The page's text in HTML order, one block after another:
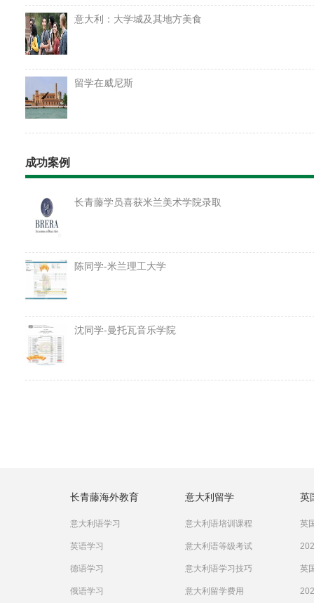
意大利：大学城及其地方美食
留学在威尼斯
成功案例
长青藤学员喜获米兰美术学院录取
陈同学-米兰理工大学
沈同学-曼托瓦音乐学院
长青藤海外教育
意大利语学习
英语学习
德语学习
俄语学习
意大利留学
意大利语培训课程
意大利语等级考试
意大利语学习技巧
意大利留学费用
英
英
英